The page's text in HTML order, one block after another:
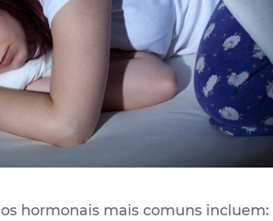
hormonais mais comuns incluem: